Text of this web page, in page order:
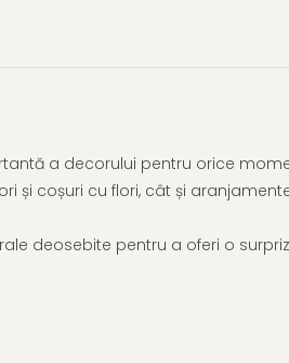
a decorului pentru orice
și coșuri cu flori, cât și
deosebite pentru a oferi o